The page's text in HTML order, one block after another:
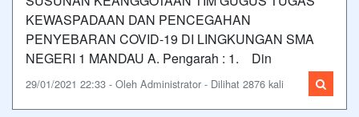
KEWASPADAAN DAN PENCEGAHAN
PENYEBARAN COVID-19 DI LINGKUNGAN SMA
NEGERI 1 MANDAU A. Pengarah : 1. Din
29/01/2021 22:33 - Oleh Administrator - Dilihat 2876 kali